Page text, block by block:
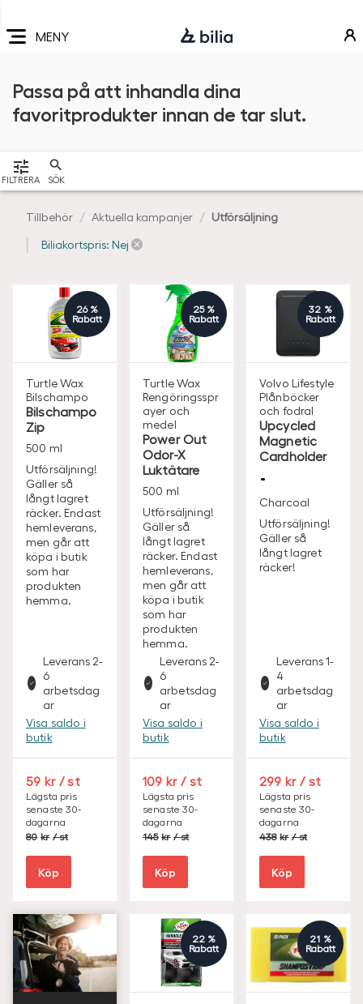
huvudmeny
innehåll
sidfot MENY
Passa på att inhandla dina
favoritprodukter innan de tar slut.
VISA
FILTRERA SÖK
Tillbehör Aktuella kampanjer
Utförsäljning
Biliakortspris: Nej
26 %
Rabatt
Turtle Wax
Bilschampo
Bilschampo
Zip
500 ml
Utförsäljning!
Gäller så
långt lagret
räcker. Endast
hemleverans,
men går att
köpa i butik
som har
produkten
hemma.
Leverans 2-
6
arbetsdag
ar
Visa saldo i
butik
59 S
E
K
/ st
Lägsta pris
senaste 30-
dagarna
80 S
K
/ st
Köp
25 %
Rabatt
Turtle Wax
Rengöringsspr
ayer och
medel
Power Out
Odor-X
Luktätare
500 ml
Utförsäljning!
Gäller så
långt lagret
räcker. Endast
hemleverans,
men går att
köpa i butik
som har
produkten
hemma.
Leverans 2-
6
arbetsdag
ar
Visa saldo i
butik
109 S
E
K
/ st
Lägsta pris
senaste 30-
dagarna
145 S
K
/ st
Köp
32 %
Rabatt
Volvo Lifestyle
Plånböcker
och fodral
Upcycled
Magnetic
Cardholder
Charcoal
Utförsäljning!
Gäller så
långt lagret
räcker!
Leverans 1-
4
arbetsdag
ar
Visa saldo i
butik
299 S
E
K
/ st
Lägsta pris
senaste 30-
dagarna
438 S
K
/ st
Köp
22 %
Rabatt
21 %
Rabatt